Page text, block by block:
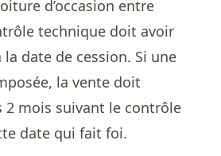
d’occasion entre
technique doit avoir
date de cession. Si une
la vente doit
2 mois suivant le contrôle
date qui fait foi.